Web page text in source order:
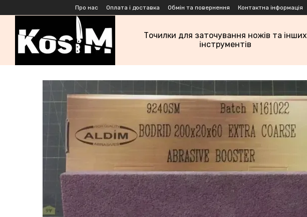
Перейти до основного контенту
Про нас Оплата і доставка Обмін та повернення Контактна інформація
Точилки для заточування ножів та інших
інструментів